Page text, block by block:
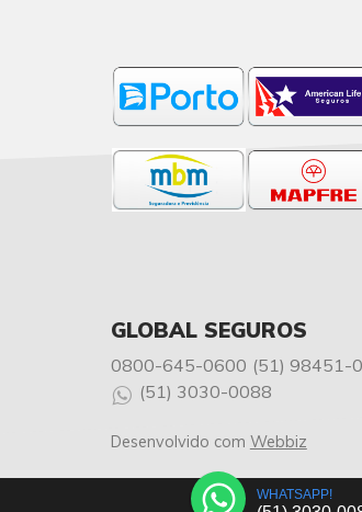
WHATSAPP!
GLOBAL SEGUROS
0800-645-0600 (51) 98451-
(51) 3030-0088
Desenvolvido com Webbiz